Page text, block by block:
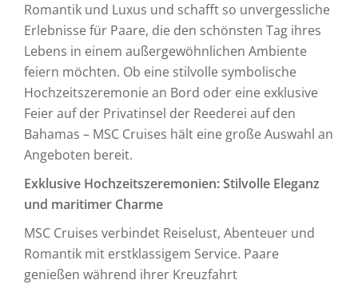
Romantik und Luxus und schafft so unvergessliche
Erlebnisse für Paare, die den schönsten Tag ihres
Lebens in einem außergewöhnlichen Ambiente
feiern möchten. Ob eine stilvolle symbolische
Hochzeitszeremonie an Bord oder eine exklusive
Feier auf der Privatinsel der Reederei auf den
Bahamas – MSC Cruises hält eine große Auswahl an
Angeboten bereit.
Exklusive Hochzeitszeremonien: Stilvolle Eleganz
und maritimer Charme
MSC Cruises verbindet Reiselust, Abenteuer und
Romantik mit erstklassigem Service. Paare
genießen während ihrer Kreuzfahrt